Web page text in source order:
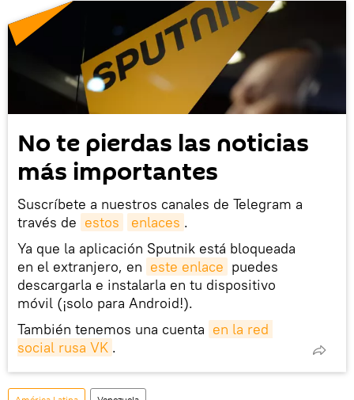
No te pierdas las noticias
más importantes
Suscríbete a nuestros canales de Telegram a
través de estos enlaces .
Ya que la aplicación Sputnik está bloqueada
en el extranjero, en este enlace puedes
descargarla e instalarla en tu dispositivo
móvil (¡solo para Android!).
También tenemos una cuenta en la red
social rusa VK .